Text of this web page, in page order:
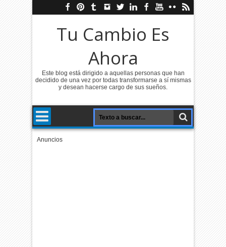
Tu Cambio Es
Ahora
Este blog está dirigido a aquellas personas que han
decidido de una vez por todas transformarse a sí mismas
y desean hacerse cargo de sus sueños.
Anuncios